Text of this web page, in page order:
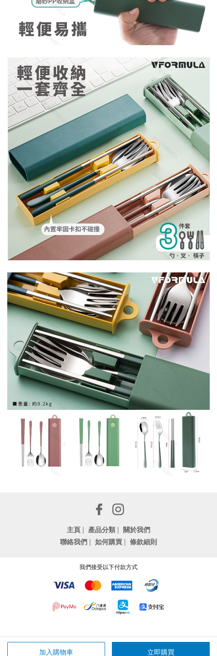
加入購物車 立即購買
主頁 | 產品分類 | 關於我們
聯絡我們 | 如何購買 | 條款細則
我們接受以下付款方式